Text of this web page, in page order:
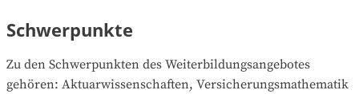
Schwerpunkte
Zu den Schwerpunkten des Weiterbildungsangebotes
gehören: Aktuarwissenschaften, Versicherungsmathematik